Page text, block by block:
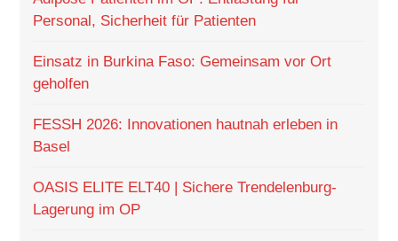
Personal, Sicherheit für Patienten
Einsatz in Burkina Faso: Gemeinsam vor Ort
geholfen
FESSH 2026: Innovationen hautnah erleben in
Basel
OASIS ELITE ELT40 | Sichere Trendelenburg-
Lagerung im OP